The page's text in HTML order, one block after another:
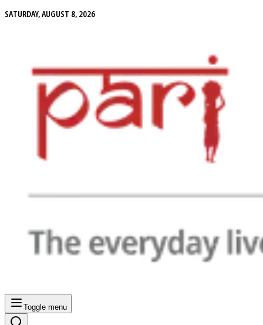
SATURDAY, AUGUST 8, 2026
Toggle menu